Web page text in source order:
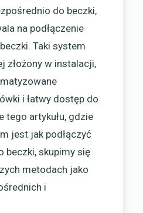
do beczki,
na podłączenie
Taki system
złożony w instalacji,
i łatwy dostęp do
tego artykułu, gdzie
jest jak podłączyć
beczki, skupimy się
metodach jako
i